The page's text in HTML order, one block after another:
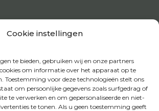
Cookie instellingen
te bieden, gebruiken wij en onze partners
om informatie over het apparaat op te
Toestemming voor deze technologieën stelt ons
om persoonlijke gegevens zoals surfgedrag of
te verwerken en om gepersonaliseerde en niet-
te tonen. Als u geen toestemming geeft